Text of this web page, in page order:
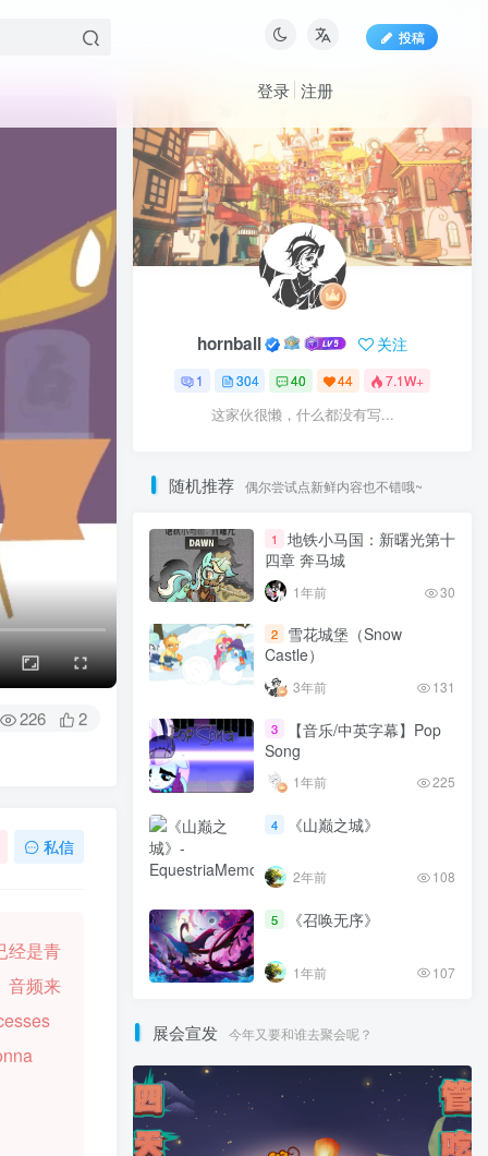
投稿
登录 注册
226 2
私信
经是青
音频来
hornball 关注
1 304 40 44 7.1W+
这家伙很懒，什么都没有写...
随机推荐 偶尔尝试点新鲜内容也不错哦~
1
地铁小马国：新曙光第十
四章 奔马城
1年前 30
2
雪花城堡（Snow
Castle）
3年前 131
3
【音乐/中英字幕】Pop
Song
1年前 225
4 《山巅之城》
2年前 108
5 《召唤无序》
1年前 107
展会宣发 今年又要和谁去聚会呢？